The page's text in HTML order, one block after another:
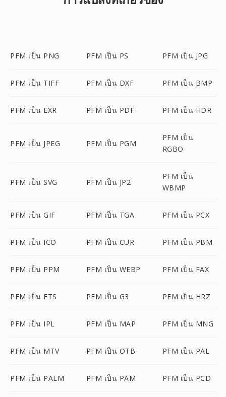
PFM เป็น PNG PFM เป็น PS PFM เป็น JPG
PFM เป็น TIFF PFM เป็น DXF PFM เป็น BMP
PFM เป็น EXR PFM เป็น PDF PFM เป็น HDR
PFM เป็น JPEG PFM เป็น PGM
PFM เป็น
RGBO
PFM เป็น SVG PFM เป็น JP2
PFM เป็น
WBMP
PFM เป็น GIF PFM เป็น TGA PFM เป็น PCX
PFM เป็น ICO PFM เป็น CUR PFM เป็น PBM
PFM เป็น PPM PFM เป็น WEBP PFM เป็น FAX
PFM เป็น FTS PFM เป็น G3 PFM เป็น HRZ
PFM เป็น IPL PFM เป็น MAP PFM เป็น MNG
PFM เป็น MTV PFM เป็น OTB PFM เป็น PAL
PFM เป็น PALM PFM เป็น PAM PFM เป็น PCD